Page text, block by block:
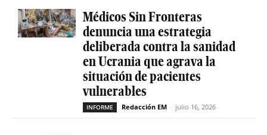
Médicos Sin Fronteras
denuncia una estrategia
deliberada contra la sanidad
en Ucrania que agrava la
situación de pacientes
vulnerables
INFORME Redacción EM - julio 16, 2026